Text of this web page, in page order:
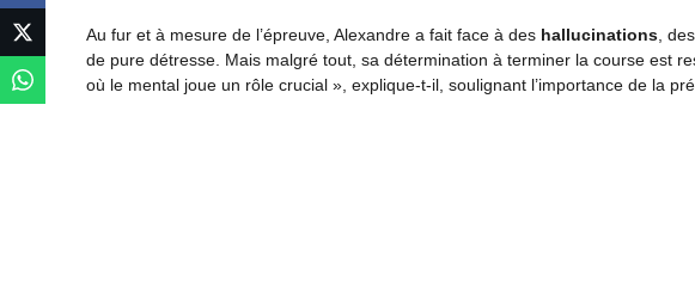
Au fur et à mesure de l’épreuve, Alexandre a fait face à des hallucinations,
de pure détresse. Mais malgré tout, sa détermination à terminer la course est
où le mental joue un rôle crucial », explique-t-il, soulignant l’importance de la